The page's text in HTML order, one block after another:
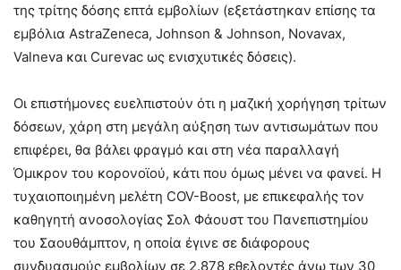
της τρίτης δόσης επτά εμβολίων (εξετάστηκαν επίσης τα
εμβόλια AstraZeneca, Johnson & Johnson, Novavax,
Valneva και Curevac ως ενισχυτικές δόσεις).
Οι επιστήμονες ευελπιστούν ότι η μαζική χορήγηση τρίτων
δόσεων, χάρη στη μεγάλη αύξηση των αντισωμάτων που
επιφέρει, θα βάλει φραγμό και στη νέα παραλλαγή
Όμικρον του κορονοϊού, κάτι που όμως μένει να φανεί. Η
τυχαιοποιημένη μελέτη COV-Boost, με επικεφαλής τον
καθηγητή ανοσολογίας Σολ Φάουστ του Πανεπιστημίου
του Σαουθάμπτον, η οποία έγινε σε διάφορους
συνδυασμούς εμβολίων σε 2.878 εθελοντές άνω των 30